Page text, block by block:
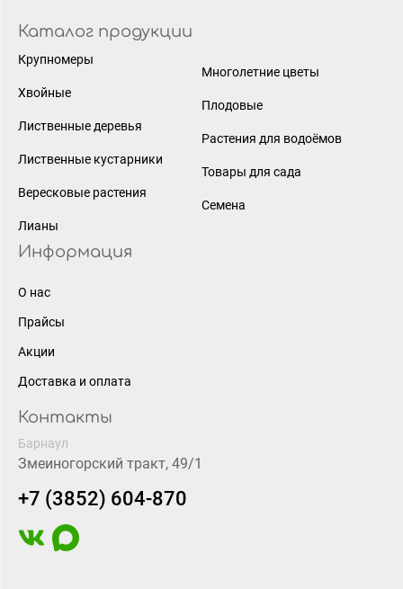
Каталог продукции
Крупномеры
Хвойные
Лиственные деревья
Лиственные кустарники
Вересковые растения
Лианы
Многолетние цветы
Плодовые
Растения для водоёмов
Товары для сада
Семена
Информация
О нас
Прайсы
Акции
Доставка и оплата
Контакты
Барнаул
Змеиногорский тракт, 49/1
+7 (3852) 604-870